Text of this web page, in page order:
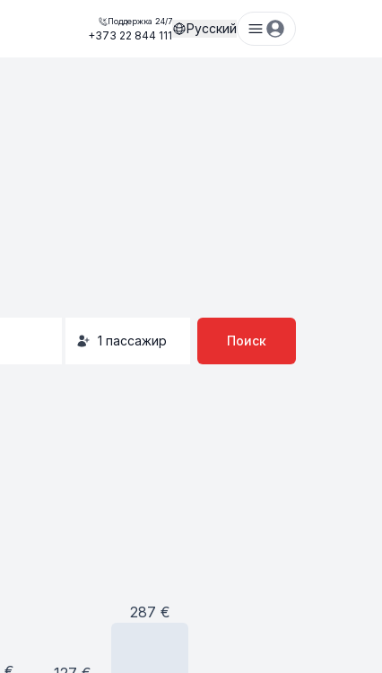
Поддержка 24/7
+373 22 844 111 Русский
1 пассажир Поиск
287 €